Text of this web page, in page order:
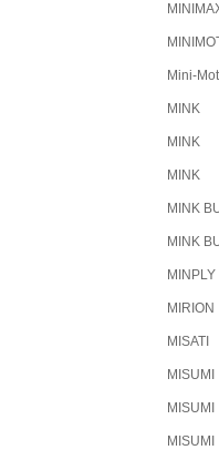
Mini-
MINK
MINK
MINK
MINK
MINK
MINPLY
MIRION
MISATI
MISUMI
MISUMI
MISUMI